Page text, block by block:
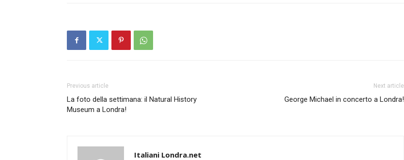
Previous article
La foto della settimana: il Natural History
Museum a Londra!
Next article
George Michael in concerto a Londra!
Italiani Londra.net